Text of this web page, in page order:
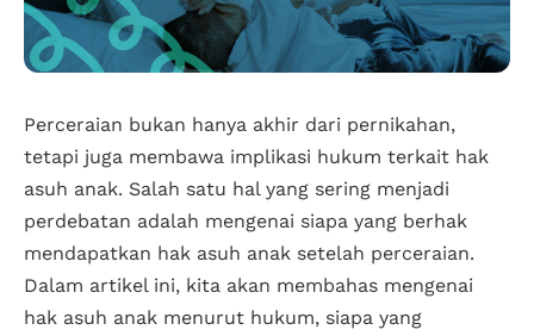
Perceraian bukan hanya akhir dari pernikahan,
tetapi juga membawa implikasi hukum terkait hak
asuh anak. Salah satu hal yang sering menjadi
perdebatan adalah mengenai siapa yang berhak
mendapatkan hak asuh anak setelah perceraian.
Dalam artikel ini, kita akan membahas mengenai
hak asuh anak menurut hukum, siapa yang